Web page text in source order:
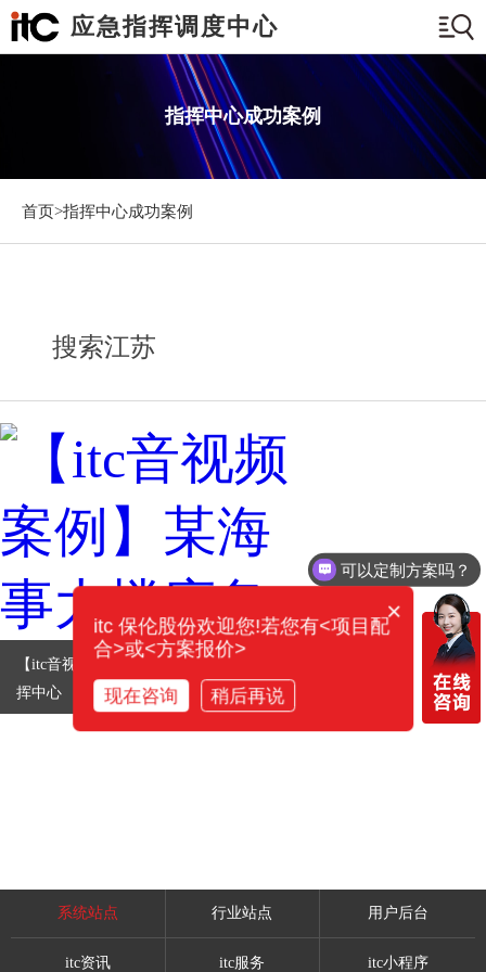
应急指挥调度中心
指挥中心成功案例
首页>指挥中心成功案例
搜索江苏
【itc音视频案例】江苏某海事大楼应急指
挥中心
系统站点 行业站点 用户后台
itc资讯 itc服务 itc小程序
可以定制方案吗？
×
itc 保伦股份欢迎您!若您有<项目配
合>或<方案报价>
现在咨询 稍后再说